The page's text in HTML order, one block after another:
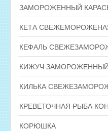
ЗАМОРОЖЕННЫЙ
КЕТА
КЕФАЛЬ
КИЖУЧ ЗАМОРОЖЕННЫЙ
КИЛЬКА
КРЕВЕТОЧНАЯ РЫБА
КОРЮШКА